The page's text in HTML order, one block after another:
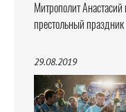
Митрополит Анастасий
престольный
29.08.2019